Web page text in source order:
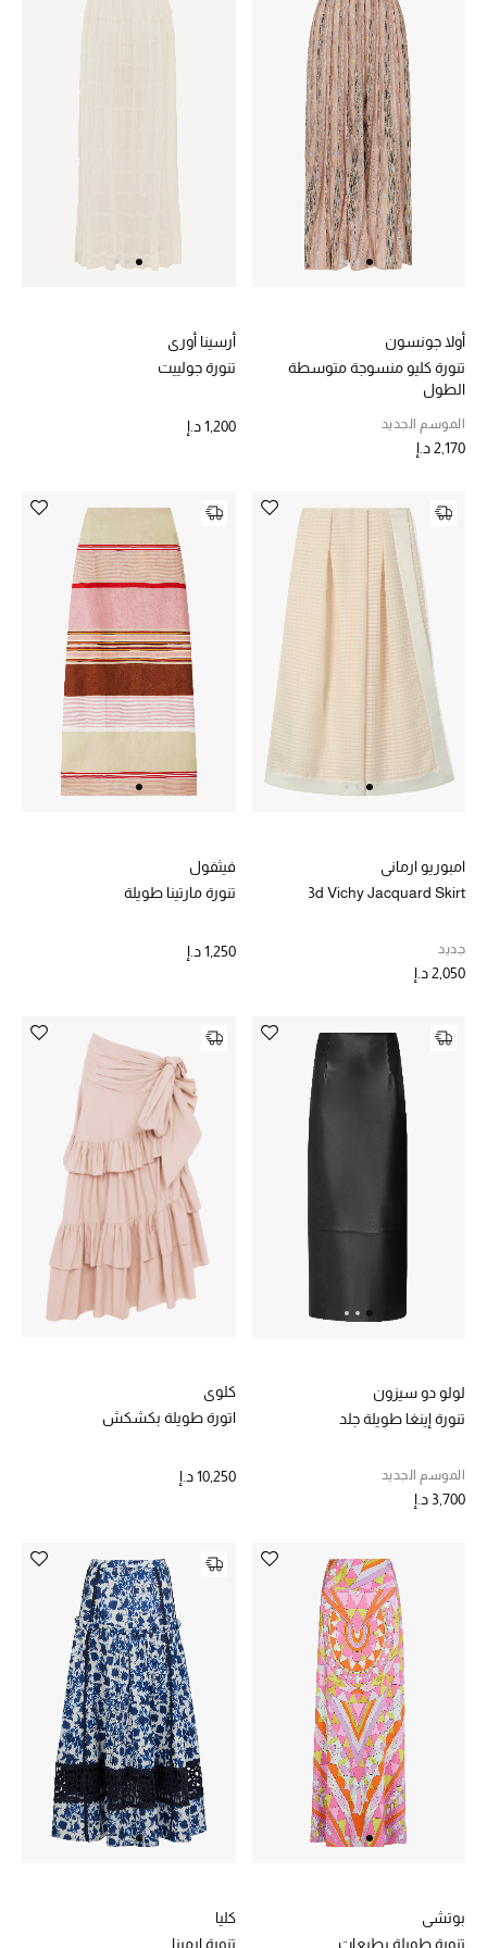
أولا جونسون
تنورة كليو منسوجة متوسطة
الطول
الموسم الجديد
2,170 د.إ
أرسينا أوري
تنورة جولييت
1,200 د.إ
امبوريو ارماني
3d Vichy Jacquard Skirt
جديد
2,050 د.إ
فيثفول
تنورة مارتينا طويلة
1,250 د.إ
لولو دو سيزون
تنورة إينغا طويلة جلد
الموسم الجديد
3,700 د.إ
كلوي
اتورة طويلة بكشكش
10,250 د.إ
بوتشي
تنورة طويلة بطبعات
كليا
تنورة ارمينا